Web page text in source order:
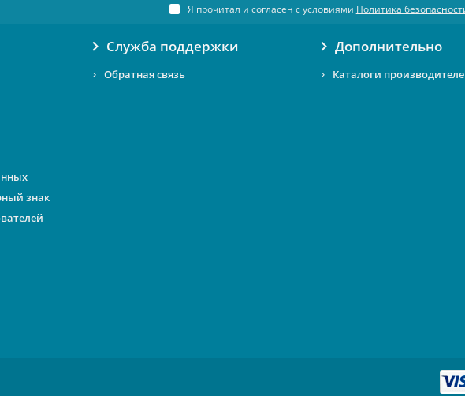
Я прочитал и согласен с условиями Политика
знак
Служба поддержки
Обратная связь
Дополнительно
Каталоги